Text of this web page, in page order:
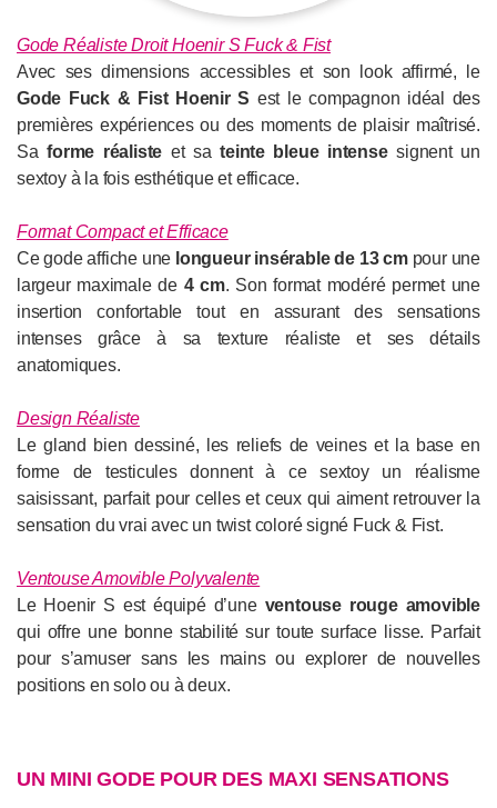
Gode Réaliste Droit Hoenir S Fuck & Fist
Avec ses dimensions accessibles et son look affirmé, le
Gode Fuck & Fist Hoenir S est le compagnon idéal des
premières expériences ou des moments de plaisir maîtrisé.
Saforme réaliste et sateinte bleue intensesignent un
sextoy à la fois esthétique et efficace.
Format Compact et Efficace
Ce gode affiche une longueur insérable de 13 cmpour une
largeur maximale de 4 cm. Son format modéré permet une
insertion confortable tout en assurant des sensations
intenses grâce à sa texture réaliste et ses détails
anatomiques.
Design Réaliste
Le gland bien dessiné, les reliefs de veines et la base en
forme de testicules donnent à ce sextoy un réalisme
saisissant, parfait pour celles et ceux qui aiment retrouver la
sensation du vrai avec un twist coloré signé Fuck & Fist.
Ventouse Amovible Polyvalente
Le Hoenir S est équipé d’une ventouse rouge amovible
qui offre une bonne stabilité sur toute surface lisse. Parfait
pour s’amuser sans les mains ou explorer de nouvelles
positions en solo ou à deux.
UN MINI GODE POUR DES MAXI SENSATIONS